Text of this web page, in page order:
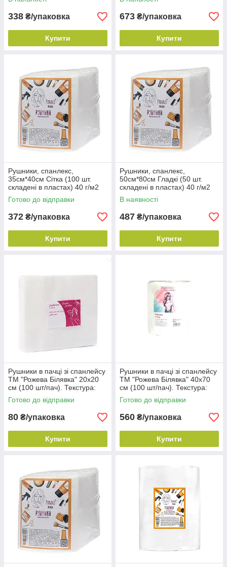
338 ₴/упаковка
Купити
673 ₴/упаковка
Купити
Рушники, спанлекс,
35см*40см Сітка (100 шт.
складені в пластах) 40 г/м2
ТМ Panni Mlada
Готово до відправки
372 ₴/упаковка
Купити
Рушники, спанлекс,
50см*80см Гладкі (50 шт.
складені в пластах) 40 г/м2
ТМ Panni Mlada
В наявності
487 ₴/упаковка
Купити
Рушники в пачці зі спанлейсу
ТМ "Рожева Білявка" 20х20
см (100 шт/пач). Текстура:
сітка
Готово до відправки
80 ₴/упаковка
Купити
Рушники в пачці зі спанлейсу
ТМ "Рожева Білявка" 40х70
см (100 шт/пач). Текстура:
гладка
Готово до відправки
560 ₴/упаковка
Купити